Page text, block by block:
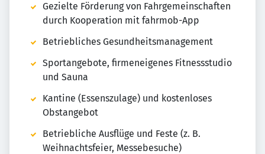
Gezielte Förderung von Fahrgemeinschaften
durch Kooperation mit fahrmob-App
Betriebliches Gesundheitsmanagement
Sportangebote, firmeneigenes Fitnessstudio
und Sauna
Kantine (Essenszulage) und kostenloses
Obstangebot
Betriebliche Ausflüge und Feste (z. B.
Weihnachtsfeier, Messebesuche)